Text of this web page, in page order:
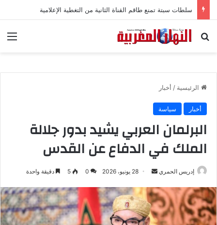
سلطات سبتة تمنع طاقم القناة الثانية من التغطية الإعلامية
بحث عن
الرئيسية / أخبار
أخبار سياسة
البرلمان العربي يشيد بدور جلالة
الملك في الدفاع عن القدس
إدريس الحمري
س
ل
ب
28 يونيو، 2026 0
5 دقيقة واحدة